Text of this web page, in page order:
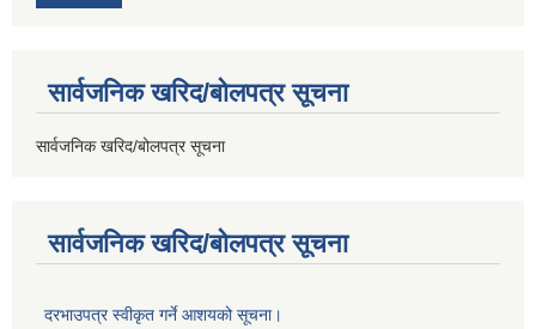
सार्वजनिक खरिद/बोलपत्र सूचना
सार्वजनिक खरिद/बोलपत्र सूचना
सार्वजनिक खरिद/बोलपत्र सूचना
दरभाउपत्र स्वीकृत गर्ने आशयको सूचना।